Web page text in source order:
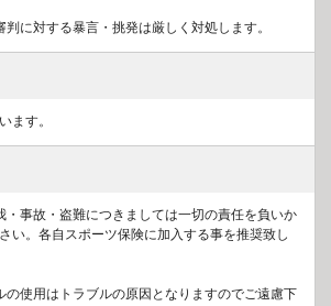
に対する暴言・挑発は厳しく対処します。
ます。
・事故・盗難につきましては一切の責任を負いか
い。各自スポーツ保険に加入する事を推奨致し
の使用はトラブルの原因となりますのでご遠慮下